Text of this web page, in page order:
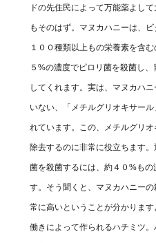
ドの先住民によって万能薬よし
もそのはず。マヌカハニーは、
１００種類以上もの栄養素を含
５%の濃度でピロリ菌を殺菌し
してくれます。実は、マヌカハ
いない、「メチルグリオキサー
れています。この、メチルグリ
除去するのに非常に役立ちます
菌を殺菌するには、約４０%も
す。そう聞くと、マヌカハニー
常に高いということが分かりま
働きによって作られるハチミツ